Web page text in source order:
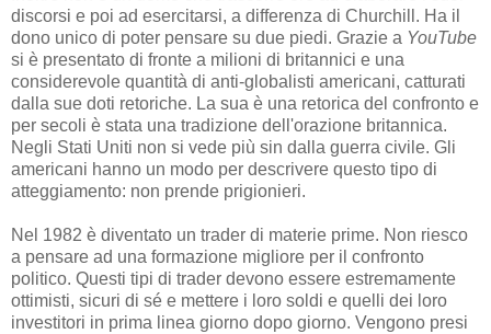
discorsi e poi ad esercitarsi, a differenza di Churchill. Ha il
dono unico di poter pensare su due piedi. Grazie a YouTube
si è presentato di fronte a milioni di britannici e una
considerevole quantità di anti-globalisti americani, catturati
dalla sue doti retoriche. La sua è una retorica del confronto e
per secoli è stata una tradizione dell'orazione britannica.
Negli Stati Uniti non si vede più sin dalla guerra civile. Gli
americani hanno un modo per descrivere questo tipo di
atteggiamento: non prende prigionieri.
Nel 1982 è diventato un trader di materie prime. Non riesco
a pensare ad una formazione migliore per il confronto
politico. Questi tipi di trader devono essere estremamente
ottimisti, sicuri di sé e mettere i loro soldi e quelli dei loro
investitori in prima linea giorno dopo giorno. Vengono presi